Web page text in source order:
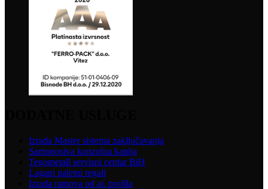
Izrada Master sistema zaključavanja
Samonosiva konzolna kapija
Tegometall servisni centar BiH
Lagani paletni regali
Izrada ramova od al. profila